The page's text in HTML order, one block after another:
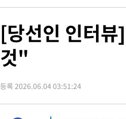
-20287초 전 >[속보]규제합리화위원회
-11970초 전 > [속보] 7월 중국 수출
25.3%↑
-9130초 전 >
-8996초 전 >
-4846초 전 >[속보]'300억원대 사기 혐의'
-4040초 전 >"미 전국적 살모네라 식중독
[당선인 인터
것"
등록 2026.06.04 03:51:24